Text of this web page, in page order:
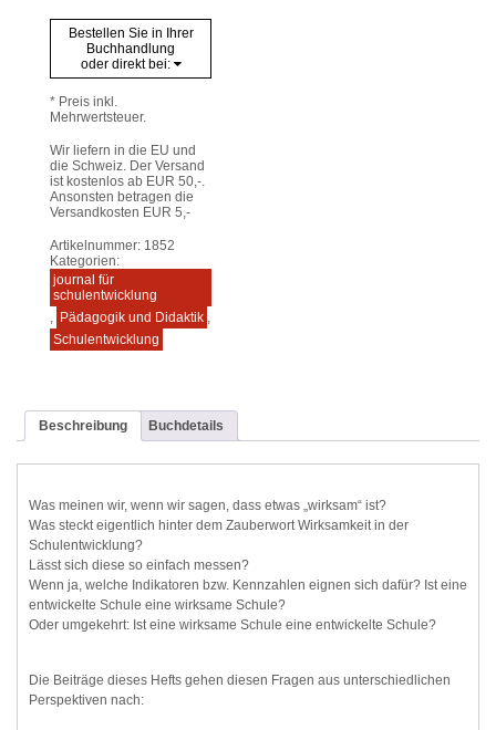
Bestellen Sie in Ihrer
Buchhandlung
oder direkt bei:
* Preis inkl.
Mehrwertsteuer.
Wir liefern in die EU und
die Schweiz. Der Versand
ist kostenlos ab EUR 50,-.
Ansonsten betragen die
Versandkosten EUR 5,-
Artikelnummer: 1852
Kategorien:
journal für
schulentwicklung
, Pädagogik und Didaktik ,
Schulentwicklung
Beschreibung Buchdetails
Was meinen wir, wenn wir sagen, dass etwas „wirksam“ ist?
Was steckt eigentlich hinter dem Zauberwort Wirksamkeit in der
Schulentwicklung?
Lässt sich diese so einfach messen?
Wenn ja, welche Indikatoren bzw. Kennzahlen eignen sich dafür? Ist eine
entwickelte Schule eine wirksame Schule?
Oder umgekehrt: Ist eine wirksame Schule eine entwickelte Schule?
Die Beiträge dieses Hefts gehen diesen Fragen aus unterschiedlichen
Perspektiven nach: